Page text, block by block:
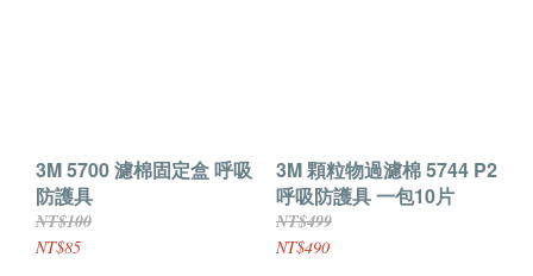
3M 5700 濾棉固定盒 呼吸
防護具
NT$100
NT$85
3M 顆粒物過濾棉 5744 P2
呼吸防護具 一包10片
NT$499
NT$490